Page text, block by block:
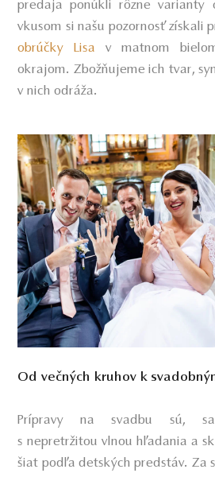
predaja ponúkli rôzne varianty
vkusom si našu pozornosť získali
obrúčky Lisa v matnom
okrajom. Zbožňujeme ich tvar,
v nich odráža.
Od večných kruhov k
Prípravy na svadbu sú,
s nepretržitou vlnou hľadania a
šiat podľa detských predstáv. Za